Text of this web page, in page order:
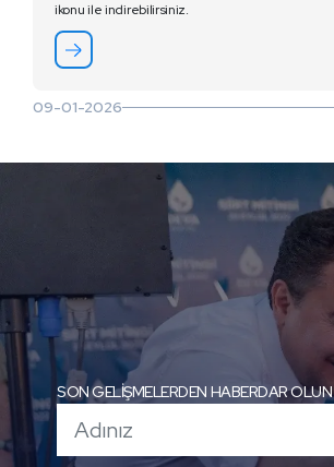
ikonu ile indirebilirsiniz.
09-01-2026
SON GELİŞMELERDEN HABERDAR OLUN